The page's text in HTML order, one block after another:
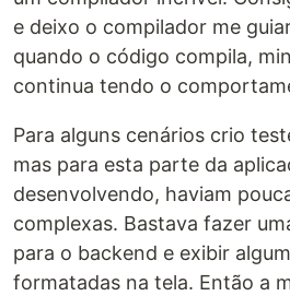
e deixo o compilador me
quando o código compila,
continua tendo o
Para alguns cenários crio
mas para esta parte da
desenvolvendo, haviam
complexas. Bastava fazer
para o backend e exibir
formatadas na tela. Então a